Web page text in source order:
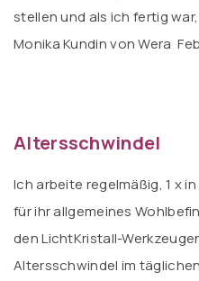
stellen und als ich fertig
Monika Kundin von Wera
Altersschwindel
Ich arbeite regelmäßig, 1 x
für ihr allgemeines
den LichtKristall-
Altersschwindel im